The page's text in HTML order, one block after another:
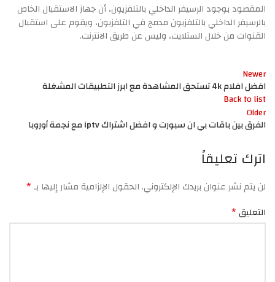
المقصود بوجود الرسيفر الداخلي بالتلفزيون، أن جهاز الاستقبال الخاص
بالرسيفر الداخلي بالتلفزيون مدمج في التلفزيون، ويقوم على استقبال
القنوات من خلال الستلايت، وليس عن طريق الانترنت.
Newer
افضل افلام 4k تستحق المشاهدة مع ابرز التطبيقات المشغلة
Back to list
Older
الفرق بين باقات بي ان سبورت و افضل اشتراك iptv مع نجمة أوروبا
اترك تعليقاً
لن يتم نشر عنوان بريدك الإلكتروني.الحقول الإلزامية مشار إليها بـ*
التعليق*